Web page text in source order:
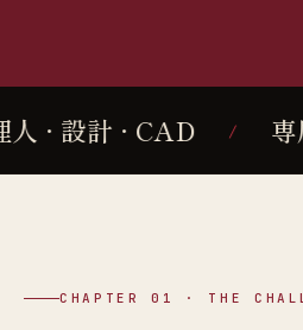
設計 · CAD / 専属
CHAPTER 01 · THE